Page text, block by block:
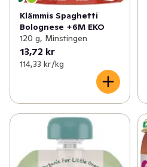
Klämmis Spaghetti
Bolognese +6M EKO
120 g, Minstingen
13,72 kr
114,33 kr /kg